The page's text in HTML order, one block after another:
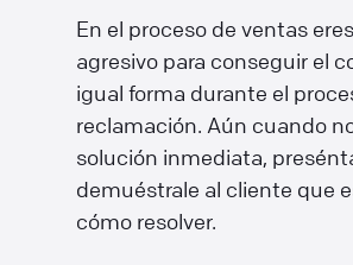
En el proceso de ventas
agresivo para conseguir el
igual forma durante el
reclamación. Aún cuando
solución inmediata,
demuéstrale al cliente que
cómo resolver.